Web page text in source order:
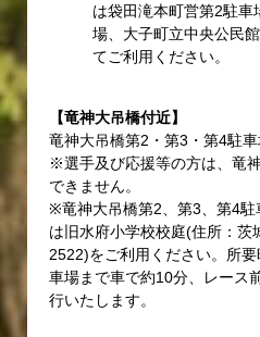
は袋田滝本町営第2駐車
場、大子町立中央公民
てご利用ください。
【竜神大吊橋付近】
竜神大吊橋第2・第3・第4駐
※選手及び応援等の方は、竜
できません。
※竜神大吊橋第2、第3、第4駐
は旧水府小学校校庭(住所：茨
2522)をご利用ください。所
車場まで車で約10分、レース
行いたします。